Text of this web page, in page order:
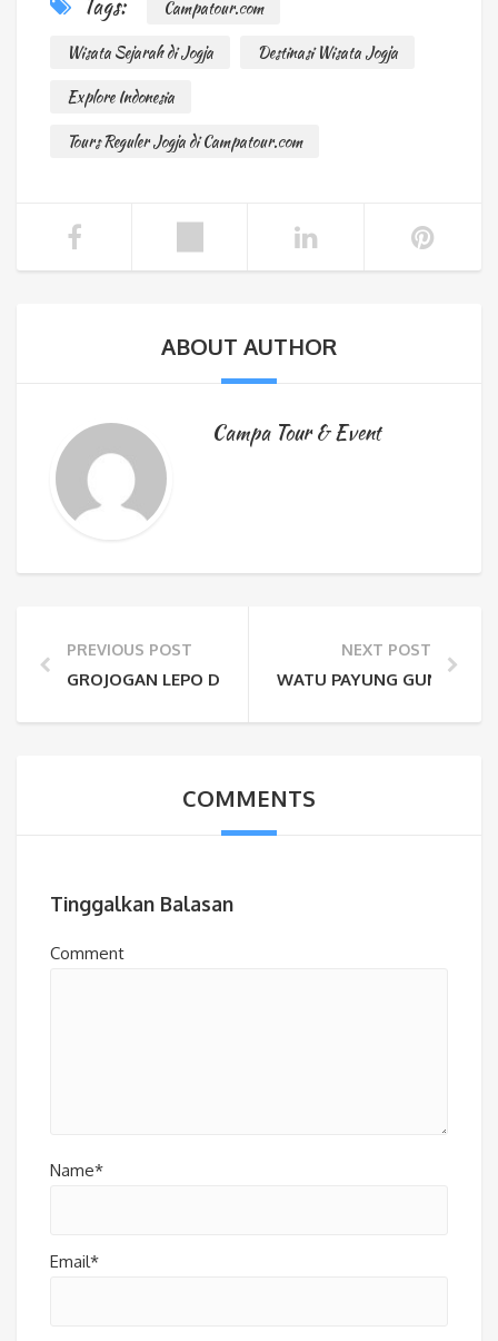
Tags:
Campatour.com
Wisata Sejarah di Jogja
Destinasi Wisata Jogja
Explore Indonesia
Tours Reguler Jogja di Campatour.com
ABOUT AUTHOR
Campa Tour & Event
PREVIOUS POST
GROJOGAN LEPO DLINGO, HARGA TIKET, FASILITAS,
NEXT POST
WATU PAYUNG GUNUNG
COMMENTS
Tinggalkan Balasan
Comment
Name*
Email*